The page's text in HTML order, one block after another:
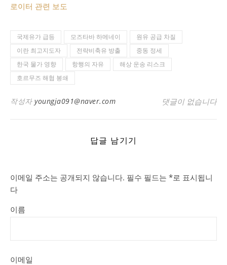
로이터 관련 보도
국제유가 급등 모즈타바 하메네이
원유 공급 차질
이란 최고지도자
전략비축유 방출
중동 정세
한국 물가 영향
항행의 자유
해상 운송 리스크
호르무즈 해협 봉쇄
작성자 youngja091@naver.com 댓글이 없습니다
답글 남기기
이메일 주소는 공개되지 않습니다. 필수 필드는 *로 표시됩니
다
이름
이메일